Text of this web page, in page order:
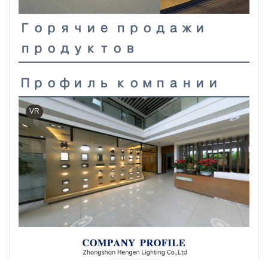
Горячие продажи
продуктов
Профиль компании
VR